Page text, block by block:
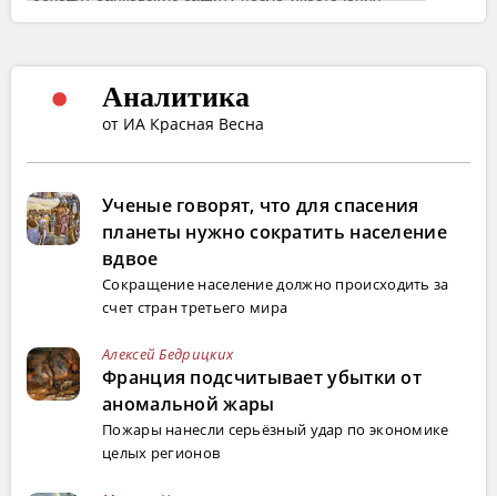
Аналитика
от ИА Красная Весна
Ученые говорят, что для спасения
планеты нужно сократить население
вдвое
Сокращение население должно происходить за
счет стран третьего мира
Алексей Бедрицких
Франция подсчитывает убытки от
аномальной жары
Пожары нанесли серьёзный удар по экономике
целых регионов